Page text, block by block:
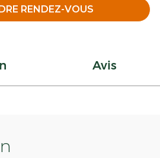
RENDEZ-VOUS
Avis